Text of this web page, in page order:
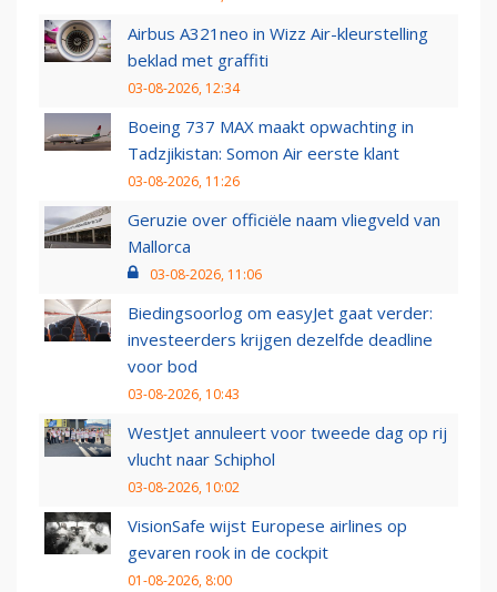
Airbus A321neo in Wizz Air-kleurstelling
beklad met graffiti
03-08-2026, 12:34
Boeing 737 MAX maakt opwachting in
Tadzjikistan: Somon Air eerste klant
03-08-2026, 11:26
Geruzie over officiële naam vliegveld van
Mallorca
03-08-2026, 11:06
Biedingsoorlog om easyJet gaat verder:
investeerders krijgen dezelfde deadline
voor bod
03-08-2026, 10:43
WestJet annuleert voor tweede dag op rij
vlucht naar Schiphol
03-08-2026, 10:02
VisionSafe wijst Europese airlines op
gevaren rook in de cockpit
01-08-2026, 8:00